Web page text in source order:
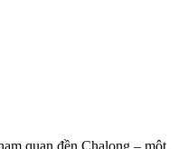
quan đền Chalong – một